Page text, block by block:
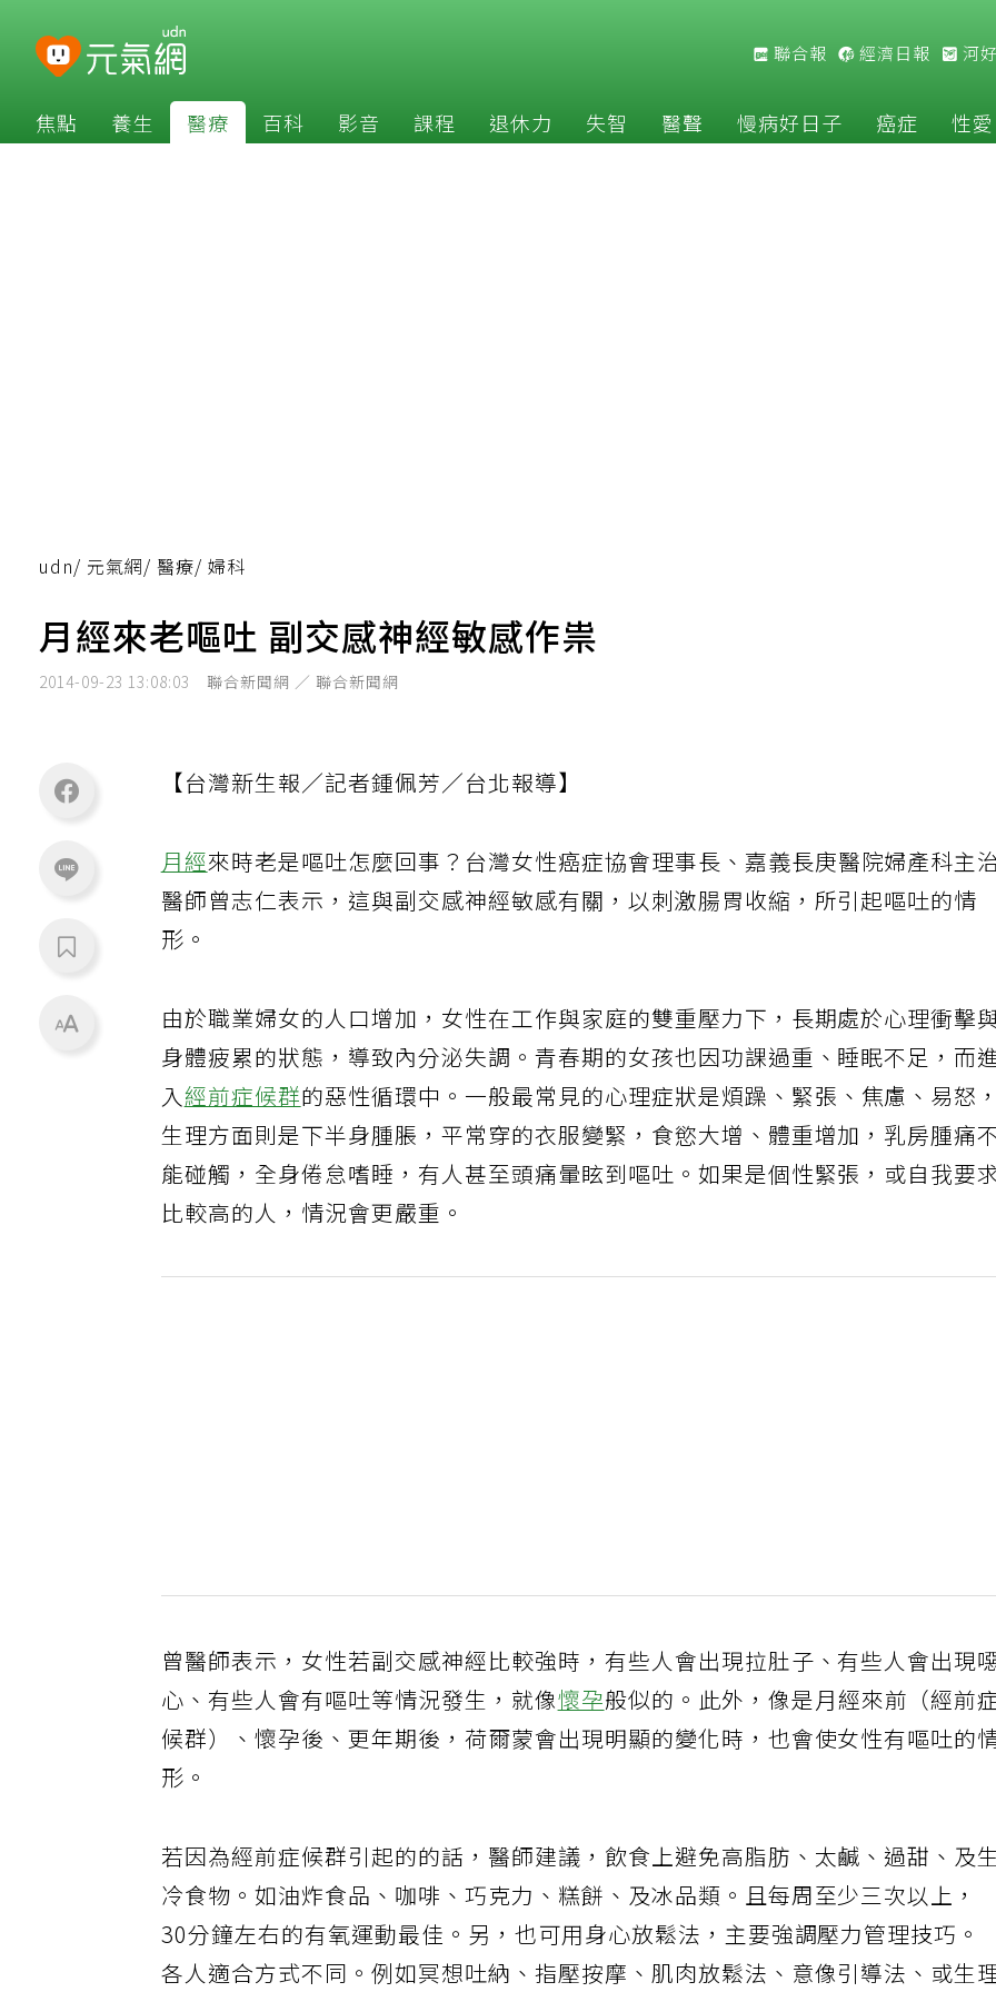
聯合報 經濟日報 河
焦點 養生 醫療 百科 影音 課程 退休力 失智 醫聲 慢病好日子 癌症 性愛
udn/ 元氣網/ 醫療/ 婦科
月經來老嘔吐 副交感神經敏感作祟
2014-09-23 13:08:03 聯合新聞網 ／ 聯合新聞網
【台灣新生報／記者鍾佩芳／台北報導】
月經來時老是嘔吐怎麼回事？台灣女性癌症協會理事長、嘉義長庚醫院婦產科主
醫師曾志仁表示，這與副交感神經敏感有關，以刺激腸胃收縮，所引起嘔吐的情
形。
由於職業婦女的人口增加，女性在工作與家庭的雙重壓力下，長期處於心理衝擊
身體疲累的狀態，導致內分泌失調。青春期的女孩也因功課過重、睡眠不足，而
入經前症候群的惡性循環中。一般最常見的心理症狀是煩躁、緊張、焦慮、易怒，
生理方面則是下半身腫脹，平常穿的衣服變緊，食慾大增、體重增加，乳房腫痛
能碰觸，全身倦怠嗜睡，有人甚至頭痛暈眩到嘔吐。如果是個性緊張，或自我要
比較高的人，情況會更嚴重。
曾醫師表示，女性若副交感神經比較強時，有些人會出現拉肚子、有些人會出現
心、有些人會有嘔吐等情況發生，就像懷孕般似的。此外，像是月經來前（經前
候群）、懷孕後、更年期後，荷爾蒙會出現明顯的變化時，也會使女性有嘔吐的
形。
若因為經前症候群引起的的話，醫師建議，飲食上避免高脂肪、太鹹、過甜、及
冷食物。如油炸食品、咖啡、巧克力、糕餅、及冰品類。且每周至少三次以上，
30分鐘左右的有氧運動最佳。另，也可用身心放鬆法，主要強調壓力管理技巧。
各人適合方式不同。例如冥想吐納、指壓按摩、肌肉放鬆法、意像引導法、或生